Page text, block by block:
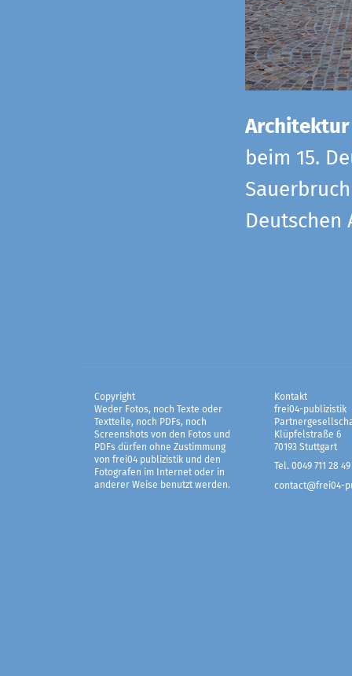
beim 15.
Copyright
Weder Fotos, noch Texte oder
Textteile, noch PDFs, noch
Screenshots von den Fotos und
PDFs dürfen ohne Zustimmung
von frei04 publizistik und den
Fotografen im Internet oder in
anderer Weise benutzt werden.
Kontakt
frei04-publizistik
Klüpfelstraße 6
70193 Stuttgart
Tel. 0049 711 28 49
contact@frei04-